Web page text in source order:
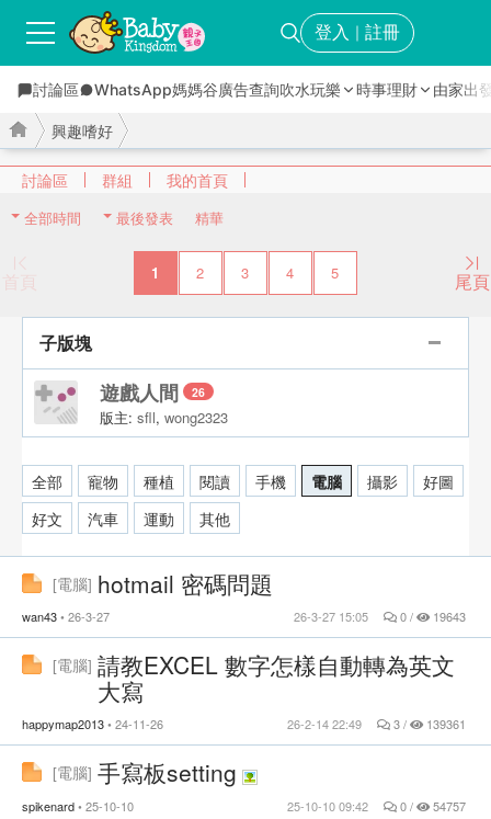
登入 ｜ 註冊
討論區 WhatsApp媽媽谷廣告查詢吹水玩樂 時事理財 由家出
討論區 群組 我的首頁
興趣嗜好
全部時間 最後發表 精華
首頁 1 2 3 4 5 尾頁
子版塊
遊戲人間 26
版主: sfll, wong2323
全部 寵物 種植 閱讀 手機 電腦 攝影
好圖
好文
汽車 運動 其他
[電腦] hotmail 密碼問題
wan43 26-3-27 0 / 19643
26-3-27 15:05
[電腦] 請教EXCEL 數字怎樣自動轉為英文
大寫
happymap2013 24-11-26 3 / 139361
26-2-14 22:49
[電腦] 手寫板setting
spikenard 25-10-10 0 / 54757
25-10-10 09:42